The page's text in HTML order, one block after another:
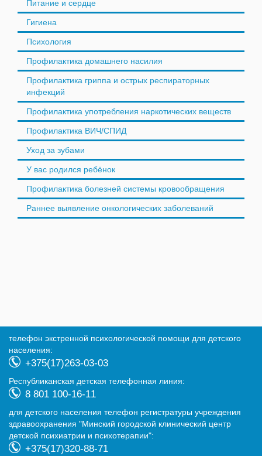
Питание и сердце
Гигиена
Психология
Профилактика домашнего насилия
Профилактика гриппа и острых респираторных
инфекций
Профилактика употребления наркотических веществ
Профилактика ВИЧ/СПИД
Уход за зубами
У вас родился ребёнок
Профилактика болезней системы кровообращения
Раннее выявление онкологических заболеваний
телефон экстренной психологической помощи для детского
населения:
+375(17)263-03-03
Республиканская детская телефонная линия:
8 801 100-16-11
для детского населения телефон регистратуры учреждения
здравоохранения "Минский городской клинический центр
детской психиатрии и психотерапии":
+375(17)320-88-71